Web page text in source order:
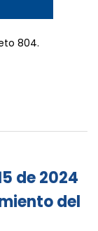
804.
de 2024
del